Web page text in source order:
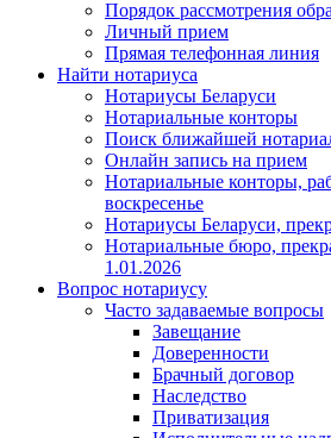
Порядок рассмотрения
Личный прием
Прямая телефонная линия
Найти нотариуса
Нотариусы Беларуси
Нотариальные конторы
Поиск ближайшей
Онлайн запись на прием
Нотариальные конторы,
воскресенье
Нотариусы Беларуси,
Нотариальные бюро,
1.01.2026
Вопрос нотариусу
Часто задаваемые вопросы
Завещание
Доверенности
Брачный договор
Наследство
Приватизация